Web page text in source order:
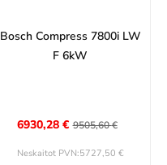
Bosch Compress 7800i LW
F 6kW
9505,60€
6930,28 €
Neskaitot PVN:5727,50 €